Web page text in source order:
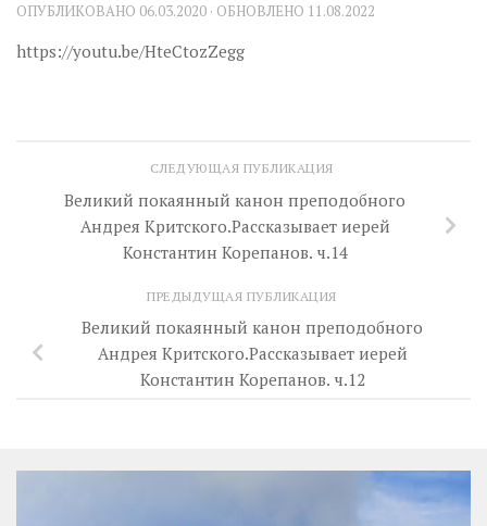
ОПУБЛИКОВАНО 06.03.2020 · ОБНОВЛЕНО 11.08.2022
https://youtu.be/HteCtozZegg
СЛЕДУЮЩАЯ ПУБЛИКАЦИЯ
Великий покаянный канон преподобного
Андрея Критского.Рассказывает иерей
Константин Корепанов. ч.14
ПРЕДЫДУЩАЯ ПУБЛИКАЦИЯ
Великий покаянный канон преподобного
Андрея Критского.Рассказывает иерей
Константин Корепанов. ч.12